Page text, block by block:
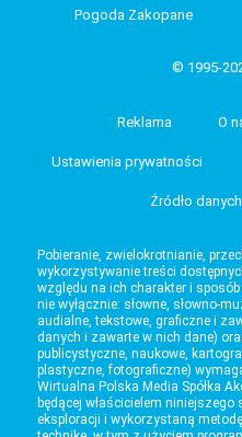
Pogoda Zakopane
© 1995-
Reklama O
Ustawienia prywatności
Źródło
Pobieranie, zwielokrotnianie,
wykorzystywanie treści
względu na ich charakter i
nie wyłącznie: słowne, słowno-
audialne, tekstowe, graficzne i
danych i zawarte w nich dane)
publicystyczne, naukowe,
plastyczne, fotograficzne)
Wirtualna Polska Media Spółka
będącej właścicielem
eksploracji i wykorzystaną